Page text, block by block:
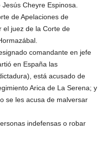
Cheyre Espinosa.
de Apelaciones de
el juez de la Corte de
comandante en jefe
en España las
está acusado de
Arica de La Serena; y
se les acusa de malversar
indefensas o robar